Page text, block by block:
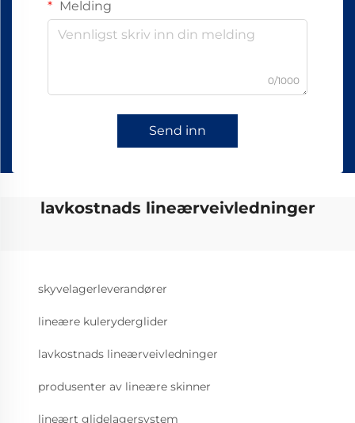
Melding
0/1000
Send inn
lavkostnads lineærveivledninger
skyvelagerleverandører
lineære kuleryderglider
lavkostnads lineærveivledninger
produsenter av lineære skinner
lineært glidelagersystem